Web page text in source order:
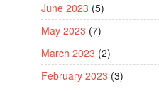
June 2023 (5)
May 2023 (7)
March 2023 (2)
February 2023 (3)